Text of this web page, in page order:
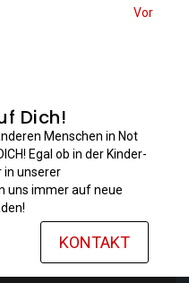
Vor
Dich!
Menschen in Not
Egal ob in der Kinder-
in unserer
uns immer auf neue
KONTAKT